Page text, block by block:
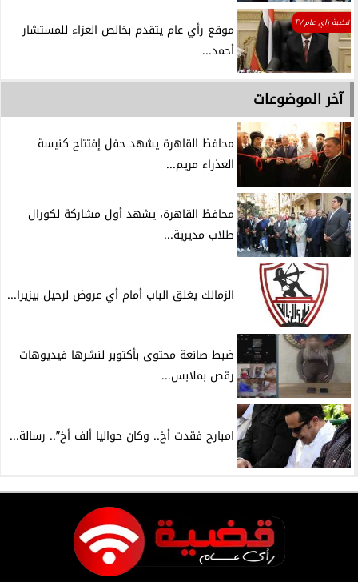
قضية راي عام TV
موقع رأي عام يتقدم بخالص العزاء للمستشار
أحمد...
آخر الموضوعات
محافظ القاهرة يشهد حفل إفتتاح كنيسة
العذراء مريم...
محافظ القاهرة، يشهد أول مشاركة لكورال
طلاب مديرية...
الزمالك يغلق الباب أمام أي عروض لرحيل بيزيرا...
ضبط صانعة محتوى بأكتوبر لنشرها فيديوهات
رقص بملابس...
امبارح فقدت أخ.. وكان حواليا ألف أخ”.. رسالة...